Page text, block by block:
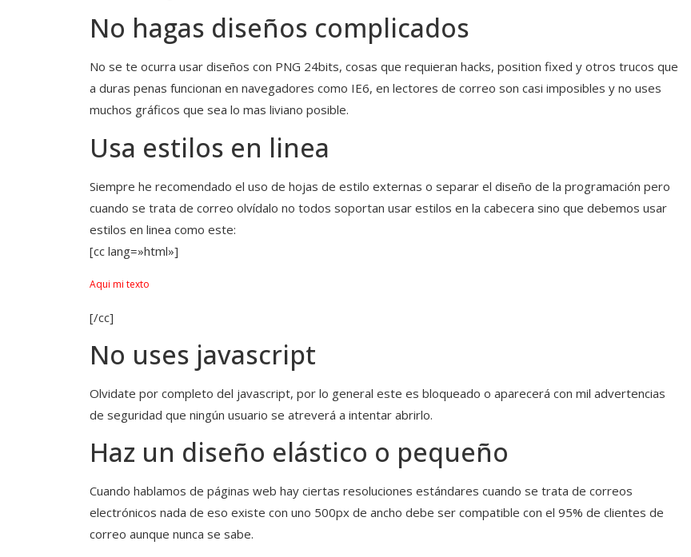
No hagas diseños complicados
No se te ocurra usar diseños con PNG 24bits, cosas que requieran hacks, position fixed y otros trucos que
a duras penas funcionan en navegadores como IE6, en lectores de correo son casi imposibles y no uses
muchos gráficos que sea lo mas liviano posible.
Usa estilos en linea
Siempre he recomendado el uso de hojas de estilo externas o separar el diseño de la programación pero
cuando se trata de correo olvídalo no todos soportan usar estilos en la cabecera sino que debemos usar
estilos en linea como este:
[cc lang=»html»]
Aqui mi texto
[/cc]
No uses javascript
Olvidate por completo del javascript, por lo general este es bloqueado o aparecerá con mil advertencias
de seguridad que ningún usuario se atreverá a intentar abrirlo.
Haz un diseño elástico o pequeño
Cuando hablamos de páginas web hay ciertas resoluciones estándares cuando se trata de correos
electrónicos nada de eso existe con uno 500px de ancho debe ser compatible con el 95% de clientes de
correo aunque nunca se sabe.